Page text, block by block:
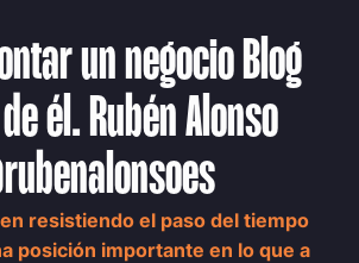
un negocio Blog
él. Rubén Alonso
resistiendo el paso del tiempo
posición importante en lo que a